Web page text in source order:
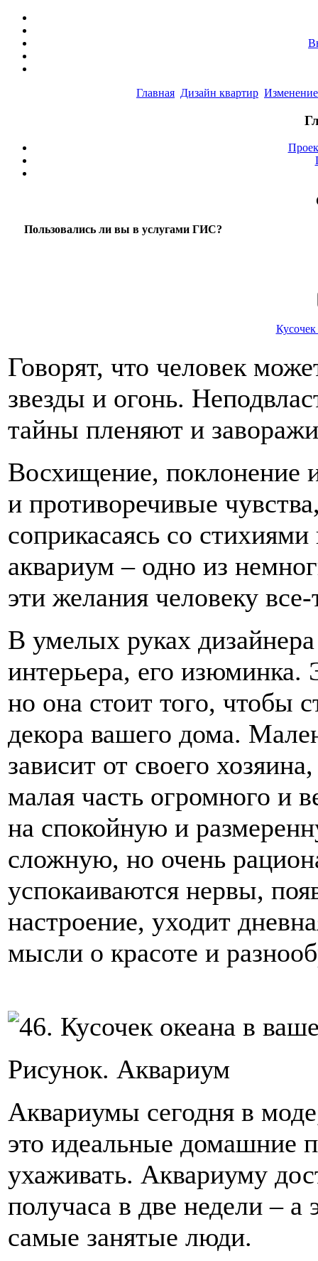
Главная Дизайн квартир
Пользовались ли вы в услугами ГИС?
Говорят, что человек
звезды и огонь.
тайны пленяют и
Восхищение, поклонение
и противоречивые
соприкасаясь со
аквариум – одно из
эти желания человеку все-
В умелых руках
интерьера, его изюминка.
но она стоит того, чтобы
декора вашего дома.
зависит от своего
малая часть огромного и
на спокойную и
сложную, но очень
успокаиваются нервы,
настроение, уходит
мысли о красоте и
Рисунок. Аквариум
Аквариумы сегодня в
это идеальные домашние
ухаживать. Аквариуму
получаса в две недели – а
самые занятые люди.